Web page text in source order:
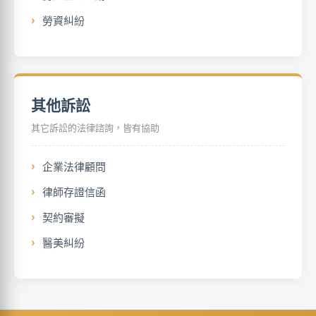
勞資糾紛
其他訴訟
其它訴訟的法律諮詢，皆有協助
企業法律顧問
律師存證信函
契約審擬
醫美糾紛